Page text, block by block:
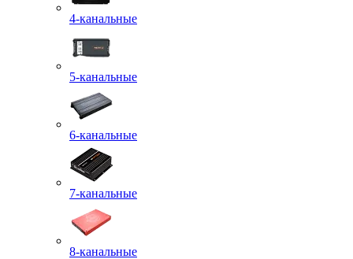
4-канальные
5-канальные
6-канальные
7-канальные
8-канальные